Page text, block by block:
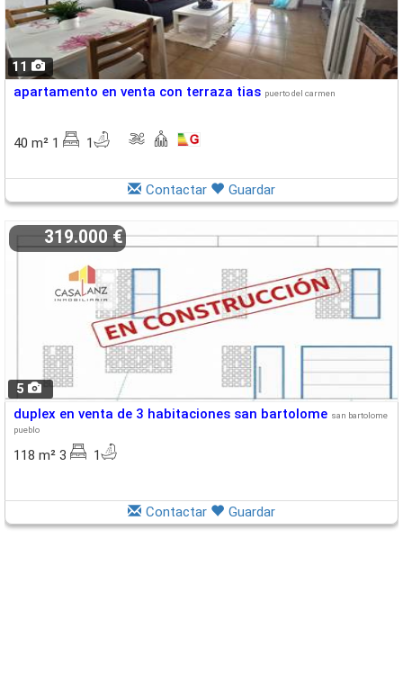
11
apartamento en venta con terraza tias puerto del carmen
40 m² 1 1
Contactar Guardar
5
319.000 €
duplex en venta de 3 habitaciones san bartolome san bartolome
pueblo
118 m² 3 1
Contactar Guardar